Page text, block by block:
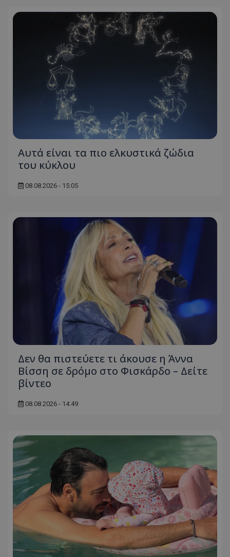
Αυτά είναι τα πιο ελκυστικά ζώδια
του κύκλου
08.08.2026 - 15:05
Δεν θα πιστεύετε τι άκουσε η Άννα
Βίσση σε δρόμο στο Φισκάρδο – Δείτε
βίντεο
08.08.2026 - 14:49